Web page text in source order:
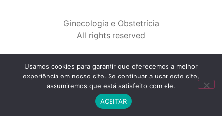
Ginecologia e Obstetrícia
All rights reserved
Usamos cookies para garantir que oferecemos a melhor
experiência em nosso site. Se continuar a usar este site,
assumiremos que está satisfeito com ele.
ACEITAR